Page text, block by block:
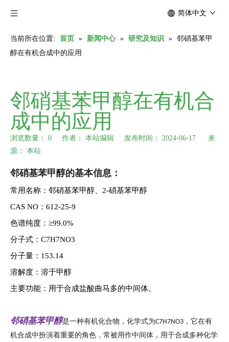
简体中文
当前所在位置: 首页 » 新闻中心 » 研究及知识 » 邻硝基苯甲
醇在有机合成中的应用
邻硝基苯甲醇在有机合
成中的应用
浏览数量： 0 作者： 本站编辑 发布时间： 2024-06-17 来
源： 本站
["wechat","weibo","qzone","douban","email"]
邻硝基苯甲醇的基本信息：
常用名称：邻硝基苯甲醇、2-硝基苯甲醇
CAS NO：612-25-9
色谱纯度：≥99.0%
分子式：C7H7NO3
分子量：153.14
溶解度：溶于甲醇
主要功能：用于合成盐酸曲马多的中间体。
邻硝基苯甲醇是一种有机化合物，化学式为C7H7NO3 ，它在有
机合成中扮演着重要的角色，常被用作中间体，用于合成多种化学